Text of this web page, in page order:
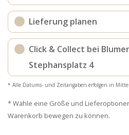
Lieferung planen
Click & Collect bei
Stephansplatz 4
* Alle Datums- und Zeitangaben erfolgen in
* Wähle eine Größe und
Warenkorb bewegen zu können.